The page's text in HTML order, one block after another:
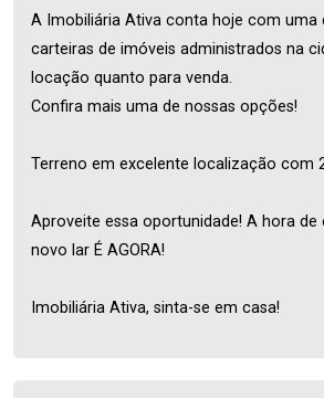
A Imobiliária Ativa conta hoje com uma
carteiras de imóveis administrados na
locação quanto para venda.
Confira mais uma de nossas opções!
Terreno em excelente localização com
Aproveite essa oportunidade! A hora de
novo lar É AGORA!
Imobiliária Ativa, sinta-se em casa!